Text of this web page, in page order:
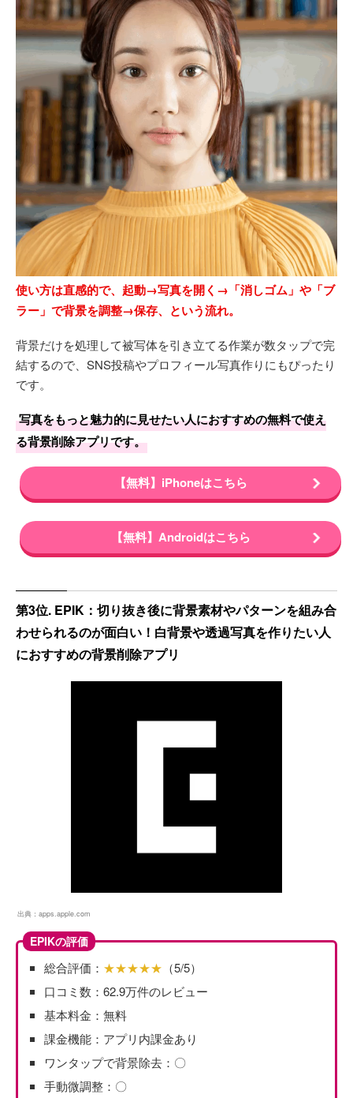
使い方は直感的で、起動→写真を開く→「消しゴム」や「ブ
ラー」で背景を調整→保存、という流れ。
背景だけを処理して被写体を引き立てる作業が数タップで完
結するので、SNS投稿やプロフィール写真作りにもぴったり
です。
写真をもっと魅力的に見せたい人におすすめの無料で使え
る背景削除アプリです。
【無料】iPhoneはこちら
【無料】Androidはこちら
第3位. EPIK：切り抜き後に背景素材やパターンを組み合
わせられるのが面白い！白背景や透過写真を作りたい人
におすすめの背景削除アプリ
出典： apps.apple.com
EPIKの評価
総合評価： ★★★★★ （5/5）
口コミ数：62.9万件のレビュー
基本料金：無料
課金機能：アプリ内課金あり
ワンタップで背景除去：〇
手動微調整：〇